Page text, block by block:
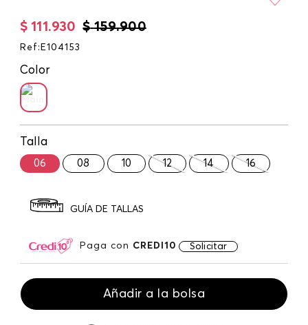
$ 159.900
$ 111 .930
Ref : E104153
Color
Talla
06 08 10 12 14 16
GUÍA DE TALLAS
Paga con CREDI10 Solicitar
Añadir a la bolsa